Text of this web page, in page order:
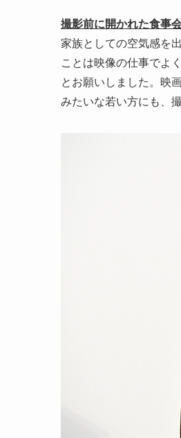
撮影前に開かれた食事
家族としての空気感を
ことは映像の仕事でよ
とお願いしました。映
みたいな若い方にも、